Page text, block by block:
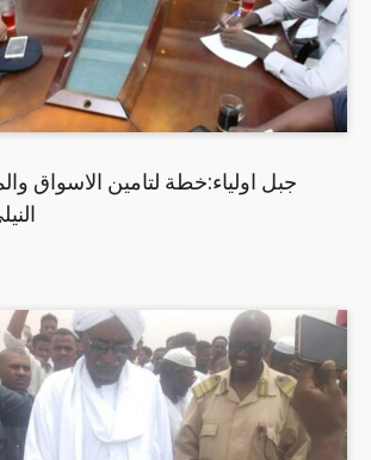
جبل اولياء:خطة لتامين الاسواق